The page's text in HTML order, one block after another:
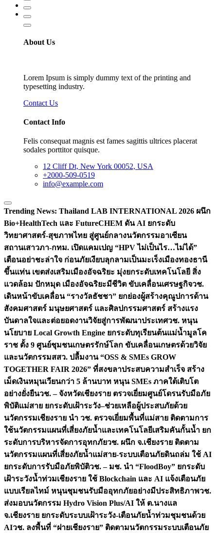
About Us
Lorem Ipsum is simply dummy text of the printing and
typesetting industry.
Contact Us
Contact Info
Felis consequat magnis est fames sagittis ultrices placerat
sodales porttitor quisque.
12 Cliff Dt, New York 00052, USA
+2000-509-0519
info@example.com
Trending News: Thailand LAB INTERNATIONAL 2026 ผนึก
Bio+HealthTech และ FutureCHEM ดัน AI ยกระดับ
วิทยาศาสตร์-สุขภาพไทย สู่ศูนย์กลางนวัตกรรมอาเซียน
สถานเสาวภา-กทม. เปิดแคมเปญ “HPV ไม่เป็นไร…ไม่ได้”
เตือนอย่าชะล่าใจ ก่อนภัยเงียบลุกลามเป็นมะเร็งเมืองทองธานี
ขึ้นแท่น เขตส่งเสริมเมืองอัจฉริยะ มุ่งยกระดับเทคโนโลยี สิ่ง
แวดล้อม ปักหมุด เมืองอัจฉริยะมีชีวิต ขับเคลื่อนเศรษฐกิจวช.
เดินหน้าขับเคลื่อน “รางวัลธัชชา” ยกย่องผู้สร้างคุณูปการด้าน
สังคมศาสตร์ มนุษยศาสตร์ และศิลปกรรมศาสตร์ สร้างแรง
บันดาลใจและต่อยอดงานวิจัยสู่การพัฒนาประเทศวช. หนุน
นโยบาย Local Growth Engine ยกระดับทุเรียนต้นแม่น้ำมูลโค
ราช ตั้ง 9 ศูนย์ชุมชนเกษตรรักษ์โลก ขับเคลื่อนเกษตรด้วยวิจัย
และนวัตกรรมสสว. ปลื้มงาน “OSS & SMEs GROW
TOGETHER FAIR 2026” ที่สงขลาประสบความสำเร็จ สร้าง
เม็ดเงินหมุนเวียนกว่า 5 ล้านบาท หนุน SMEs ภาคใต้เติบโต
อย่างยั่งยืนวช. – จังหวัดเชียงราย ตรวจเยี่ยมศูนย์โดรนรับมือภัย
พิบัติแม่สาย ยกระดับเฝ้าระวัง–ช่วยเหลือผู้ประสบภัยด้วย
นวัตกรรมเชียงราย นำ วช. ตรวจเยี่ยมพื้นที่แม่สาย ติดตามการ
ใช้นวัตกรรมแผนที่เสี่ยงภัยน้ำและเทคโนโลยีเสริมคันกั้นน้ำ ยก
ระดับการบริหารจัดการอุทกภัยวช. ผนึก จ.เชียงราย ติดตาม
นวัตกรรมแผนที่เสี่ยงภัยน้ำแม่สาย-ระบบเตือนภัยดินถล่ม ใช้ AI
ยกระดับการรับมือภัยพิบัติวช. – มช. นำ “FloodBoy” ยกระดับ
เฝ้าระวังน้ำท่วมเชียงราย ใช้ Blockchain และ AI แจ้งเตือนภัย
แบบเรียลไทม์ หนุนชุมชนรับมืออุทกภัยอย่างมีประสิทธิภาพวช.
ส่งมอบนวัตกรรม Hydro Vision Plus/AI ให้ ต.นางแล
จ.เชียงราย ยกระดับระบบเฝ้าระวัง-เตือนภัยน้ำท่วมชุมชนด้วย
AIวช. ลงพื้นที่ “ฝายเชียงราย” ติดตามนวัตกรรมระบบเตือนภัย